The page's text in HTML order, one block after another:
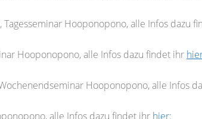
Hooponopono, alle Infos dazu
Hooponopono, alle Infos dazu findet ihr
Hooponopono, alle Infos
alle Infos dazu findet ihr hier: